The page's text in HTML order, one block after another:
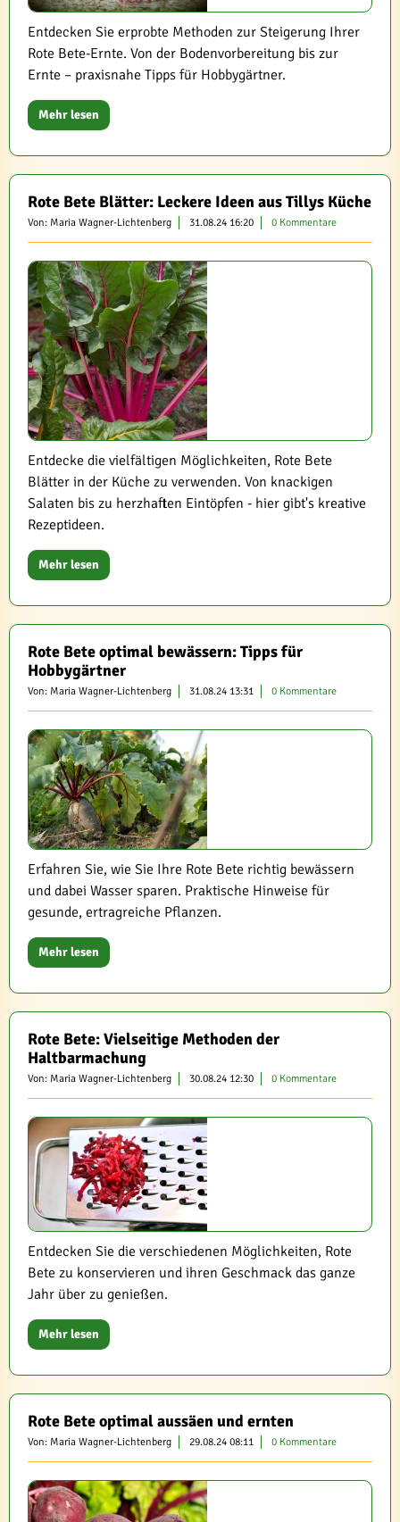
Entdecken Sie erprobte Methoden zur Steigerung Ihrer
Rote Bete-Ernte. Von der Bodenvorbereitung bis zur
Ernte – praxisnahe Tipps für Hobbygärtner.
Mehr lesen
Rote Bete Blätter: Leckere Ideen aus Tillys Küche
Von: Maria Wagner-Lichtenberg 31.08.24 16:20 0 Kommentare
Entdecke die vielfältigen Möglichkeiten, Rote Bete
Blätter in der Küche zu verwenden. Von knackigen
Salaten bis zu herzhaften Eintöpfen - hier gibt's kreative
Rezeptideen.
Mehr lesen
Rote Bete optimal bewässern: Tipps für
Hobbygärtner
Von: Maria Wagner-Lichtenberg 31.08.24 13:31 0 Kommentare
Erfahren Sie, wie Sie Ihre Rote Bete richtig bewässern
und dabei Wasser sparen. Praktische Hinweise für
gesunde, ertragreiche Pflanzen.
Mehr lesen
Rote Bete: Vielseitige Methoden der
Haltbarmachung
Von: Maria Wagner-Lichtenberg 30.08.24 12:30 0 Kommentare
Entdecken Sie die verschiedenen Möglichkeiten, Rote
Bete zu konservieren und ihren Geschmack das ganze
Jahr über zu genießen.
Mehr lesen
Rote Bete optimal aussäen und ernten
Von: Maria Wagner-Lichtenberg 29.08.24 08:11 0 Kommentare